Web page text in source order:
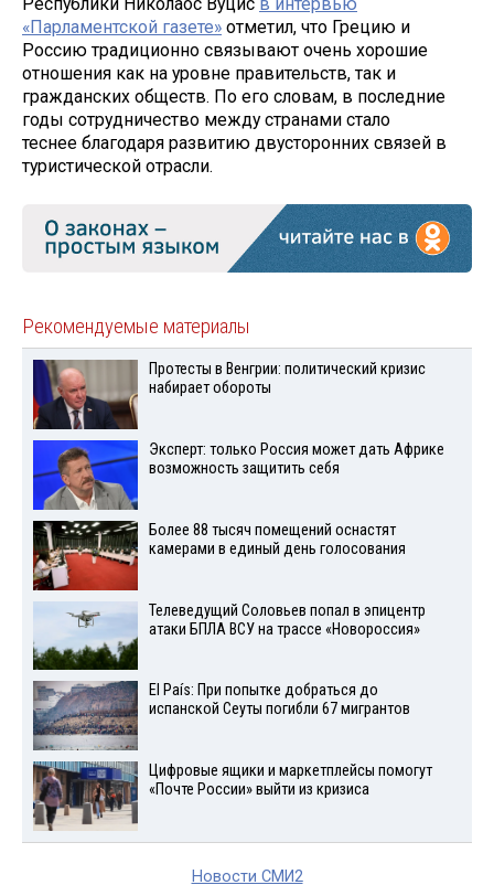
«Парламентской газете» отметил, что Грецию и
Россию традиционно связывают очень хорошие
отношения как на уровне правительств, так и
гражданских обществ. По его словам, в последние
годы сотрудничество между странами стало
теснее благодаря развитию двусторонних связей в
туристической отрасли.
Рекомендуемые материалы
Протесты в Венгрии: политический кризис
набирает обороты
Эксперт: только Россия может дать Африке
возможность защитить себя
Более 88 тысяч помещений оснастят
камерами в единый день голосования
Телеведущий Соловьев попал в эпицентр
атаки БПЛА ВСУ на трассе «Новороссия»
El País: При попытке добраться до
испанской Сеуты погибли 67 мигрантов
Цифровые ящики и маркетплейсы помогут
«Почте России» выйти из кризиса
Новости СМИ2